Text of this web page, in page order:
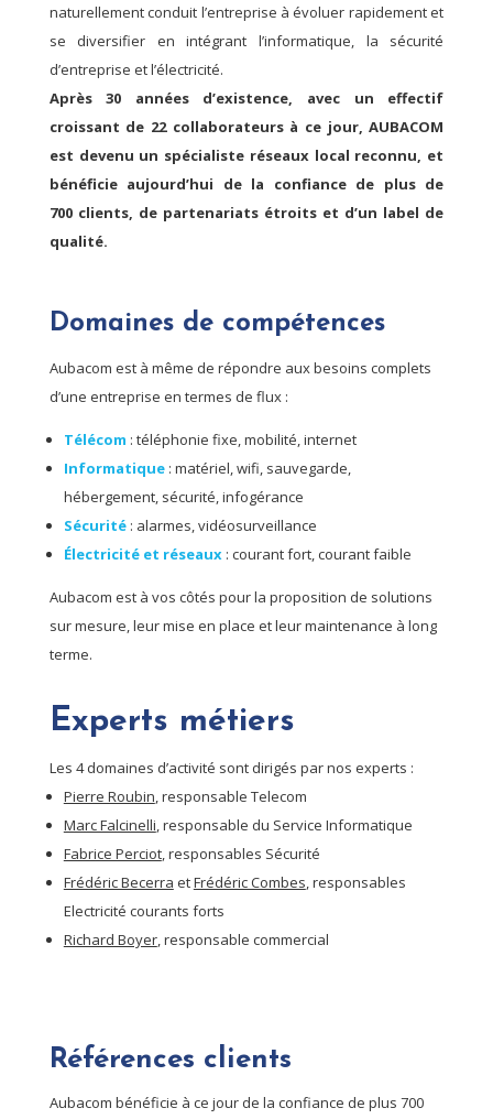
naturellement conduit l’entreprise à évoluer rapidement et
se diversifier en intégrant l’informatique, la sécurité
d’entreprise et l’électricité.
Après 30 années d’existence, avec un effectif
croissant de 22 collaborateurs à ce jour, AUBACOM
est devenu un spécialiste réseaux local reconnu, et
bénéficie aujourd’hui de la confiance de plus de
700 clients, de partenariats étroits et d’un label de
qualité.
Domaines de compétences
Aubacom est à même de répondre aux besoins complets
d’une entreprise en termes de flux :
Télécom : téléphonie fixe, mobilité, internet
Informatique : matériel, wifi, sauvegarde,
hébergement, sécurité, infogérance
Sécurité : alarmes, vidéosurveillance
Électricité et réseaux : courant fort, courant faible
Aubacom est à vos côtés pour la proposition de solutions
sur mesure, leur mise en place et leur maintenance à long
terme.
Experts métiers
Les 4 domaines d’activité sont dirigés par nos experts :
Pierre Roubin , responsable Telecom
Marc Falcinelli , responsable du Service Informatique
Fabrice Perciot, responsables Sécurité
Frédéric Becerra etFrédéric Combes , responsables
Electricité courants forts
Richard Boyer, responsable commercial
Références clients
Aubacom bénéficie à ce jour de la confiance de plus 700